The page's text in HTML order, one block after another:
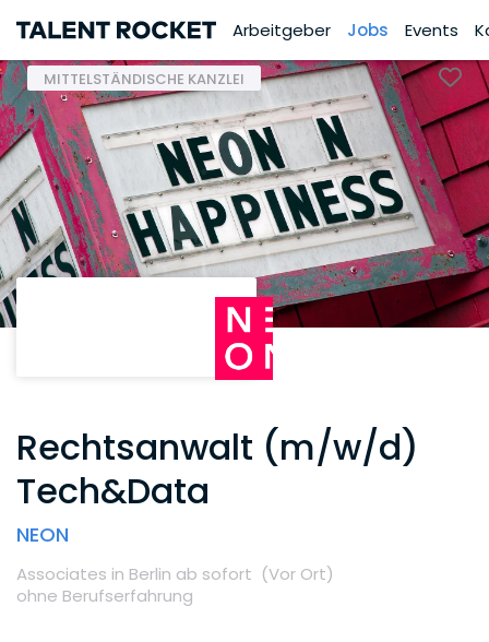
Arbeitgeber Jobs Events
MITTELSTÄNDISCHE KANZLEI
Rechtsanwalt (m/w/d)
Tech&Data
NEON
Associates in Berlin ab sofort (Vor Ort)
ohne Berufserfahrung